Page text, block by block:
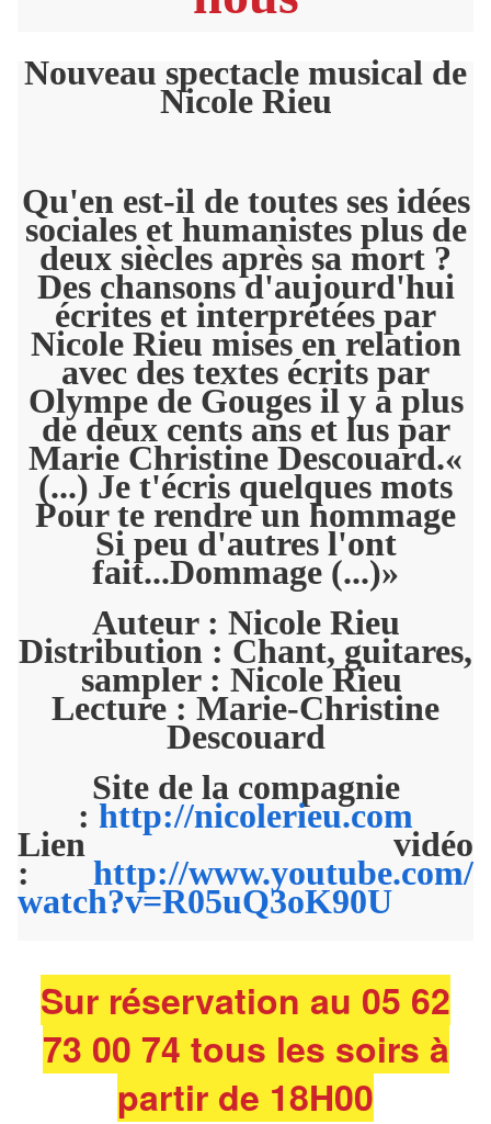
Nouveau spectacle musical de
Nicole Rieu
Qu'en est-il de toutes ses idées
sociales et humanistes plus de
deux siècles après sa mort ?
Des chansons d'aujourd'hui
écrites et interprétées par
Nicole Rieu mises en relation
avec des textes écrits par
Olympe de Gouges il y a plus
de deux cents ans et lus par
Marie Christine Descouard.«
(...) Je t'écris quelques mots
Pour te rendre un hommage
Si peu d'autres l'ont
fait...Dommage (...)»
Auteur : Nicole Rieu
Distribution : Chant, guitares,
sampler : Nicole Rieu
Lecture : Marie-Christine
Descouard
Site de la compagnie
: http://nicolerieu.com
Lien vidéo
: http://www.youtube.com/
watch?v=R05uQ3oK90U
Sur réservation au 05 62
73 00 74 tous les soirs à
partir de 18H00